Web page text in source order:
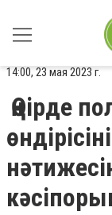
14:00, 23 мая 2023 г.
Өңірде